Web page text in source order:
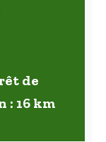
de
: 16 km